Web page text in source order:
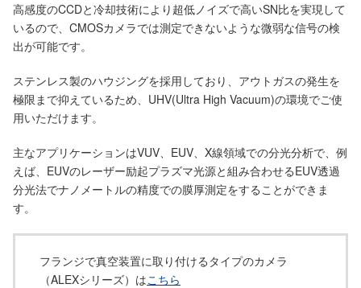
高感度のCCDと冷却技術により超低ノイズで高いSN比を実現して
いるので、CMOSカメラでは測定できないような微弱な信号の検
出が可能です。
ステンレス製のハウジングを採用しており、アウトガスの発生を
極限まで抑えているため、UHV(Ultra High Vacuum)の環境でご使
用いただけます。
主なアプリケーションはVUV、EUV、X線領域での分光分析で、例
えば、EUVのレーザー励起プラズマ光源と組み合わせるEUV透過
分光法でナノメートルの精度での膜厚測定をすることができま
す。
フランジで真空装置に取り付けるタイプのカメラ
（ALEXシリーズ）はこちら